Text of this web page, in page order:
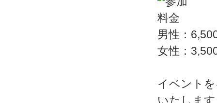
男性：
女性：
イベント
いたします